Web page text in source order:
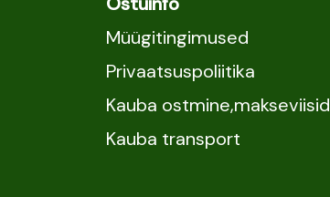
Müügitingimused
Privaatsuspoliitika
Kauba ostmine,makseviisid
Kauba transport